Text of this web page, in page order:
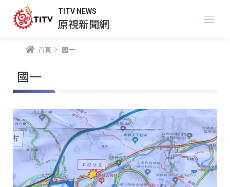
TITV NEWS
原視新聞網
首頁 國一
國一